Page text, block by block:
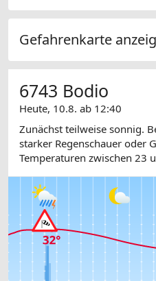
Gefahrenkarte
6743 Bodio
Heute, 10.8. ab 12:40
Zunächst teilweise sonnig.
starker Regenschauer oder
Temperaturen zwischen 23